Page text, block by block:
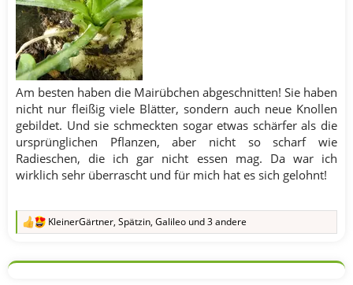
Am besten haben die Mairübchen abgeschnitten! Sie haben
nicht nur fleißig viele Blätter, sondern auch neue Knollen
gebildet. Und sie schmeckten sogar etwas schärfer als die
ursprünglichen Pflanzen, aber nicht so scharf wie
Radieschen, die ich gar nicht essen mag. Da war ich
wirklich sehr überrascht und für mich hat es sich gelohnt!​
R
k
KleinerGärtner, Spätzin, Galileo und 3 andere